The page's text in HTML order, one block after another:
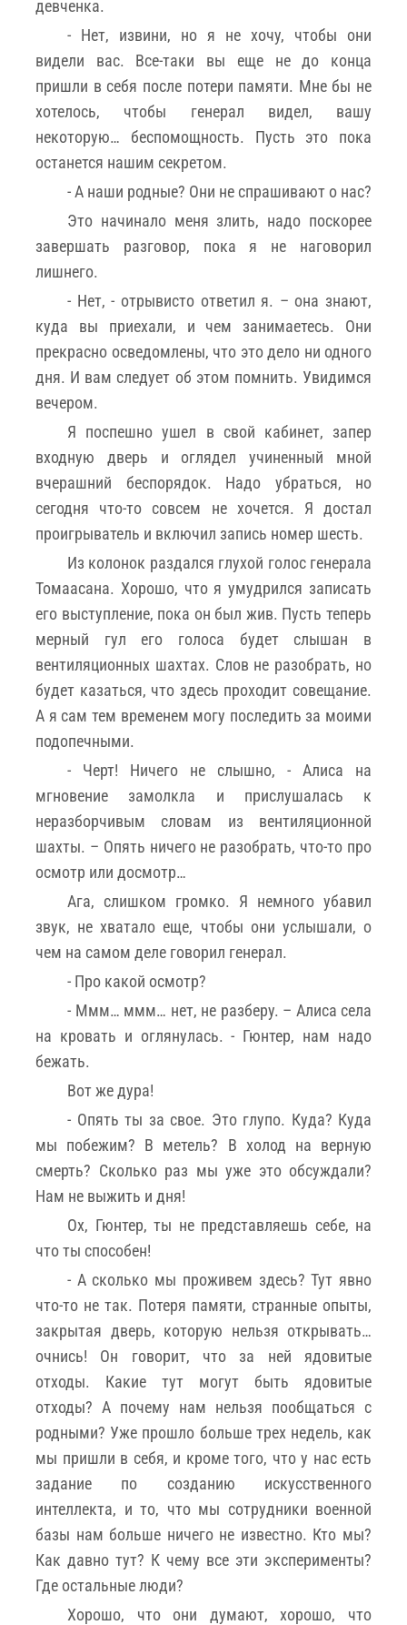
девченка.
- Нет, извини, но я не хочу, чтобы они
видели вас. Все-таки вы еще не до конца
пришли в себя после потери памяти. Мне бы не
хотелось, чтобы генерал видел, вашу
некоторую… беспомощность. Пусть это пока
останется нашим секретом.
- А наши родные? Они не спрашивают о нас?
Это начинало меня злить, надо поскорее
завершать разговор, пока я не наговорил
лишнего.
- Нет, - отрывисто ответил я. – она знают,
куда вы приехали, и чем занимаетесь. Они
прекрасно осведомлены, что это дело ни одного
дня. И вам следует об этом помнить. Увидимся
вечером.
Я поспешно ушел в свой кабинет, запер
входную дверь и оглядел учиненный мной
вчерашний беспорядок. Надо убраться, но
сегодня что-то совсем не хочется. Я достал
проигрыватель и включил запись номер шесть.
Из колонок раздался глухой голос генерала
Томаасана. Хорошо, что я умудрился записать
его выступление, пока он был жив. Пусть теперь
мерный гул его голоса будет слышан в
вентиляционных шахтах. Слов не разобрать, но
будет казаться, что здесь проходит совещание.
А я сам тем временем могу последить за моими
подопечными.
- Черт! Ничего не слышно, - Алиса на
мгновение замолкла и прислушалась к
неразборчивым словам из вентиляционной
шахты. – Опять ничего не разобрать, что-то про
осмотр или досмотр…
Ага, слишком громко. Я немного убавил
звук, не хватало еще, чтобы они услышали, о
чем на самом деле говорил генерал.
- Про какой осмотр?
- Ммм… ммм… нет, не разберу. – Алиса села
на кровать и оглянулась. - Гюнтер, нам надо
бежать.
Вот же дура!
- Опять ты за свое. Это глупо. Куда? Куда
мы побежим? В метель? В холод на верную
смерть? Сколько раз мы уже это обсуждали?
Нам не выжить и дня!
Ох, Гюнтер, ты не представляешь себе, на
что ты способен!
- А сколько мы проживем здесь? Тут явно
что-то не так. Потеря памяти, странные опыты,
закрытая дверь, которую нельзя открывать…
очнись! Он говорит, что за ней ядовитые
отходы. Какие тут могут быть ядовитые
отходы? А почему нам нельзя пообщаться с
родными? Уже прошло больше трех недель, как
мы пришли в себя, и кроме того, что у нас есть
задание по созданию искусственного
интеллекта, и то, что мы сотрудники военной
базы нам больше ничего не известно. Кто мы?
Как давно тут? К чему все эти эксперименты?
Где остальные люди?
Хорошо, что они думают, хорошо, что